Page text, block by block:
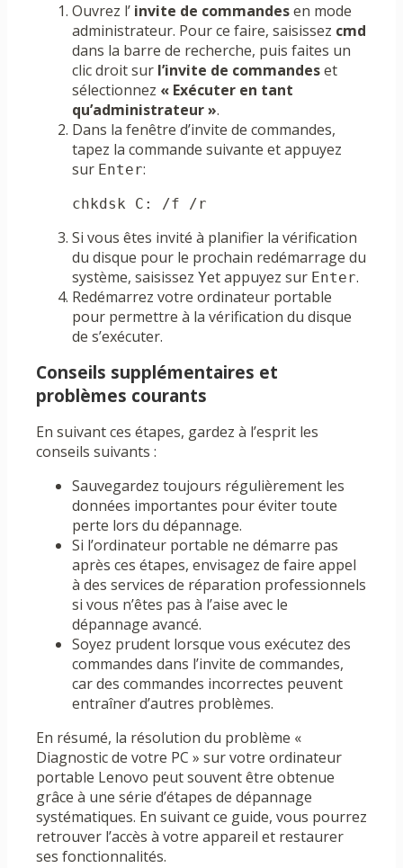
Ouvrez l’ invite de commandesen mode
administrateur. Pour ce faire, saisissez cmd
dans la barre de recherche, puis faites un
clic droit sur l’invite de commandeset
sélectionnez « Exécuter en tant
qu’administrateur ».
Dans la fenêtre d’invite de commandes,
tapez la commande suivante et appuyez
sur Enter:
chkdsk C: /f /r
Si vous êtes invité à planifier la vérification
du disque pour le prochain redémarrage du
système, saisissez Yet appuyez sur Enter.
Redémarrez votre ordinateur portable
pour permettre à la vérification du disque
de s’exécuter.
Conseils supplémentaires et
problèmes courants
En suivant ces étapes, gardez à l’esprit les
conseils suivants :
Sauvegardez toujours régulièrement les
données importantes pour éviter toute
perte lors du dépannage.
Si l’ordinateur portable ne démarre pas
après ces étapes, envisagez de faire appel
à des services de réparation professionnels
si vous n’êtes pas à l’aise avec le
dépannage avancé.
Soyez prudent lorsque vous exécutez des
commandes dans l’invite de commandes,
car des commandes incorrectes peuvent
entraîner d’autres problèmes.
En résumé, la résolution du problème «
Diagnostic de votre PC » sur votre ordinateur
portable Lenovo peut souvent être obtenue
grâce à une série d’étapes de dépannage
systématiques. En suivant ce guide, vous pourrez
retrouver l’accès à votre appareil et restaurer
ses fonctionnalités.